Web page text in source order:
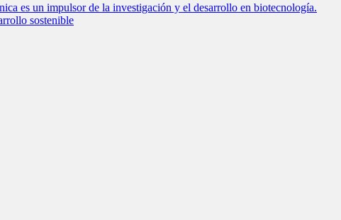
es un impulsor de la investigación y el desarrollo en biotecnología.
sostenible